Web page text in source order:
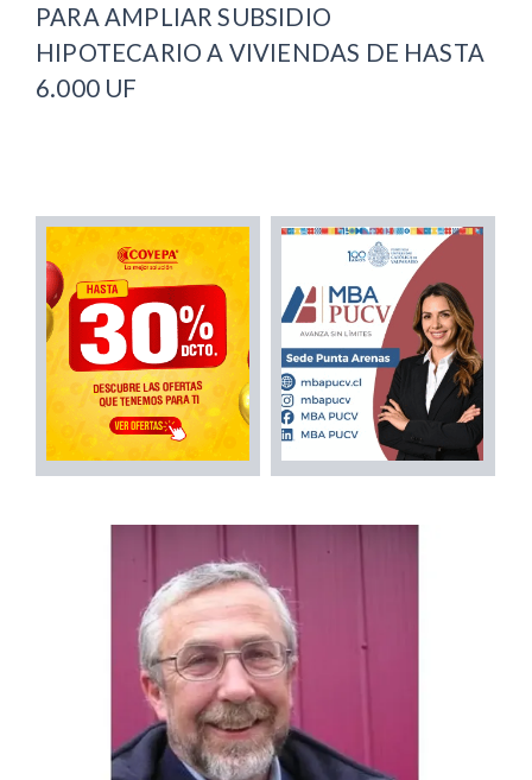
PARA AMPLIAR SUBSIDIO
HIPOTECARIO A VIVIENDAS DE HASTA
6.000 UF